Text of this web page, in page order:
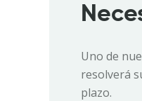
Uno de
resolverá
plazo.